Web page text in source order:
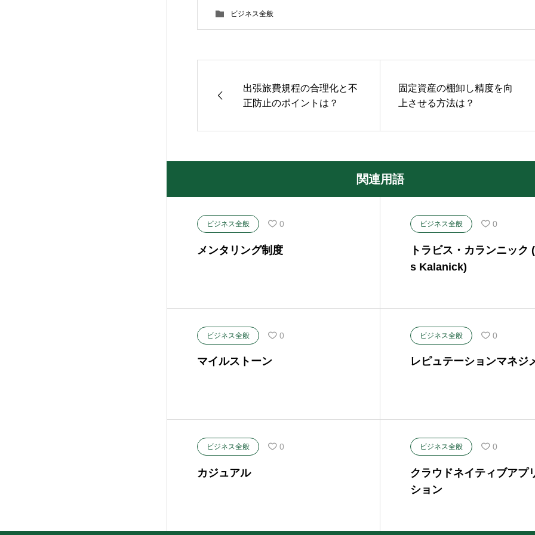
ビジネス全般
出張旅費規程の合理化と不
正防止のポイントは？
固定資産の棚卸し精度を向
上させる方法は？
関連用語
ビジネス全般 0
メンタリング制度
ビジネス全般 0
トラビス・カランニック
s Kalanick)
ビジネス全般 0
マイルストーン
ビジネス全般 0
レピュテーションマネジ
ビジネス全般 0
カジュアル
ビジネス全般 0
クラウドネイティブアプ
ション